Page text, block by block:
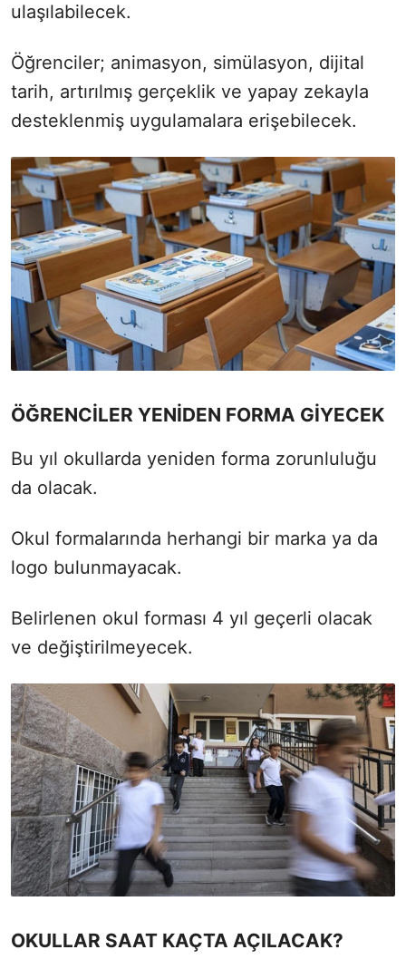
ulaşılabilecek.
Öğrenciler; animasyon, simülasyon, dijital
tarih, artırılmış gerçeklik ve yapay zekayla
desteklenmiş uygulamalara erişebilecek.
ÖĞRENCİLER YENİDEN FORMA GİYECEK
Bu yıl okullarda yeniden forma zorunluluğu
da olacak.
Okul formalarında herhangi bir marka ya da
logo bulunmayacak.
Belirlenen okul forması 4 yıl geçerli olacak
ve değiştirilmeyecek.
OKULLAR SAAT KAÇTA AÇILACAK?